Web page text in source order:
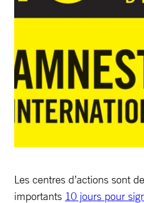
Les centres d’actions sont
importants 10 jours pour